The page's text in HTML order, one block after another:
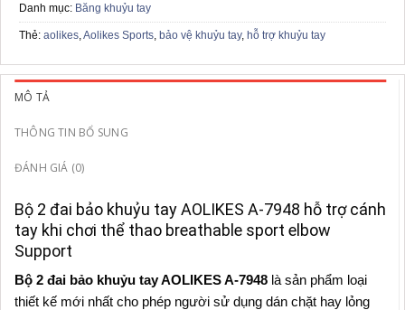
Danh mục: Băng khuỷu tay
Thẻ: aolikes Aolikes Sports bảo vệ khuỷu tay, hỗ trợ khuỷu tay
MÔ TẢ
THÔNG TIN BỔ SUNG
ĐÁNH GIÁ (0)
Bộ 2 đai bảo khuỷu tay AOLIKES A-7948 hỗ trợ cánh
tay khi chơi thể thao breathable sport elbow
Support
Bộ 2 đai bảo khuỷu tay AOLIKES A-7948là sản phẩm loại
thiết kế mới nhất cho phép người sử dụng dán chặt hay lỏng